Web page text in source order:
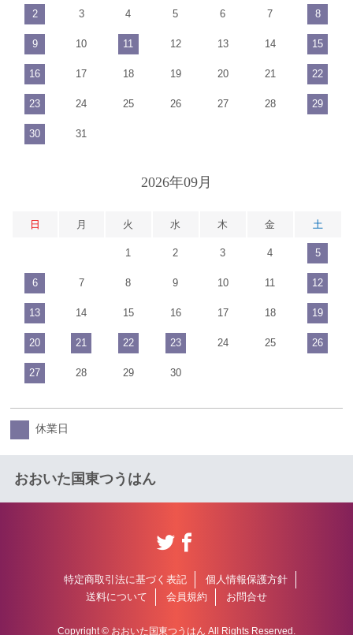
2 3 4 5 6 7 8
9 10 11 12 13 14 15
16 17 18 19 20 21 22
23 24 25 26 27 28 29
30 31
2026年09月
日 月 火 水 木 金 土
1 2 3 4 5
6 7 8 9 10 11 12
13 14 15 16 17 18 19
20 21 22 23 24 25 26
27 28 29 30
休業日
おおいた国東つうはん
特定商取引法に基づく表記
個人情報保護方針
送料について
会員規約 お問合せ
Copyright © おおいた国東つうはん All Rights Reserved.